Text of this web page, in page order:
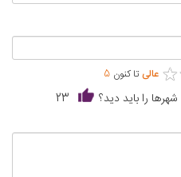
★
★ عالی تا کنون 5
را باید دید؟ 23